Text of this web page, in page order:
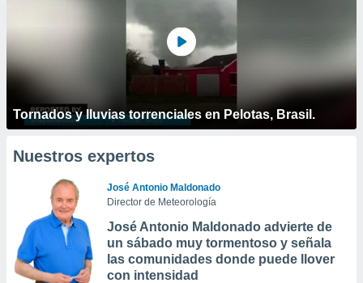
Tornados y lluvias torrenciales en Pelotas, Brasil.
Nuestros expertos
José Antonio Maldonado
Director de Meteorología
José Antonio Maldonado advierte de
un sábado muy tormentoso y señala
las comunidades donde puede llover
con intensidad